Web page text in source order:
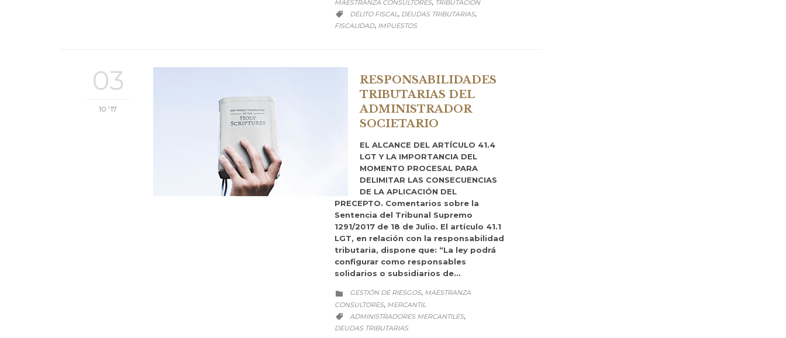
MAESTRANZA CONSULTORES, TRIBUTACIÓN
 CATEGORY
DELITO FISCAL, DEUDAS TRIBUTARIAS,
FISCALIDAD, IMPUESTOS
03
10 '17
RESPONSABILIDADES
TRIBUTARIAS DEL
ADMINISTRADOR
SOCIETARIO
EL ALCANCE DEL ARTÍCULO 41.4
LGT Y LA IMPORTANCIA DEL
MOMENTO PROCESAL PARA
DELIMITAR LAS CONSECUENCIAS
DE LA APLICACIÓN DEL
PRECEPTO. Comentarios sobre la
Sentencia del Tribunal Supremo
1291/2017 de 18 de Julio. El artículo 41.1
LGT, en relación con la responsabilidad
tributaria, dispone que: “La ley podrá
configurar como responsables
solidarios o subsidiarios de…
 CATEGORY
GESTIÓN DE RIESGOS, MAESTRANZA
CONSULTORES, MERCANTIL
 CATEGORY
ADMINISTRADORES MERCANTILES,
DEUDAS TRIBUTARIAS